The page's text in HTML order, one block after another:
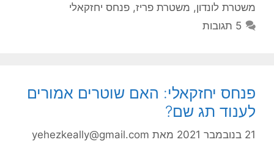
משטרת לונדון, משטרת פריז, פנחס יחזקאלי
5 תגובות
פנחס יחזקאלי: האם שוטרים אמורים
לענוד תג שם?
21 בנובמבר 2021 מאת yehezkeally@gmail.com